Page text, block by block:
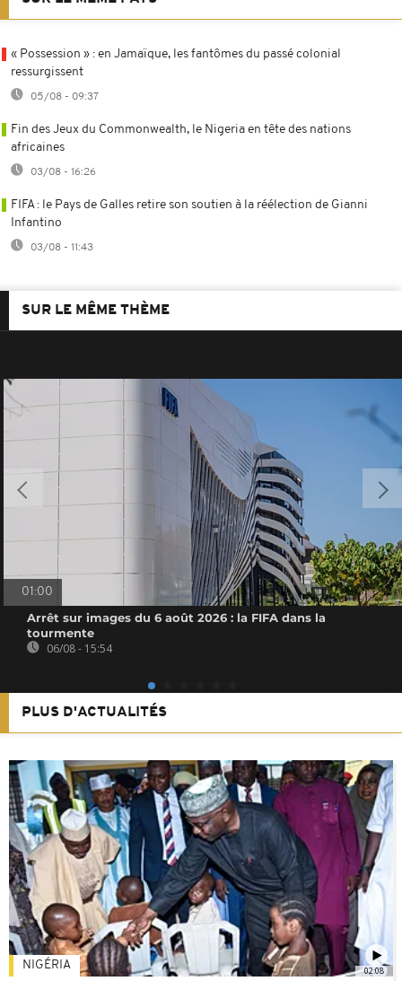
« Possession » : en Jamaïque, les fantômes du passé colonial
ressurgissent
05/08 - 09:37
Fin des Jeux du Commonwealth, le Nigeria en tête des nations
africaines
03/08 - 16:26
FIFA : le Pays de Galles retire son soutien à la réélection de Gianni
Infantino
03/08 - 11:43
SUR LE MÊME THÈME
01:00
Arrêt sur images du 6 août 2026 : la FIFA dans la
tourmente
06/08 - 15:54
PLUS D'ACTUALITÉS
02:08
NIGÉRIA